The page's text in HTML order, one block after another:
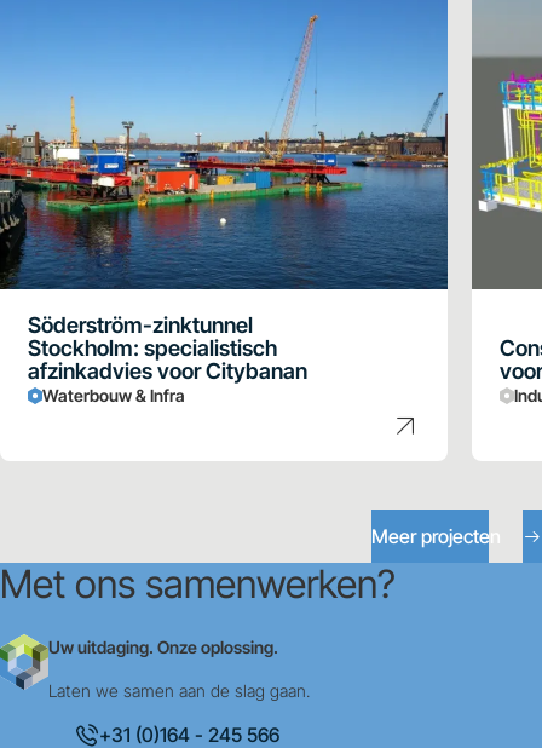
Söderström-zinktunnel
Stockholm: specialistisch
afzinkadvies voor Citybanan
Waterbouw & Infra
Meer projecten
Met ons samenwerken?
Uw uitdaging. Onze oplossing.
Laten we samen aan de slag gaan.
+31 (0)164 - 245 566